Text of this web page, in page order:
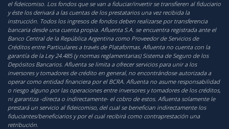
el fideicomiso. Los fondos que se van a fiduciar/invertir se transfieren al fiduciario
y éste los derivará a las cuentas de los prestatarios una vez recibida la
instrucción. Todos los ingresos de fondos deben realizarse por transferencia
bancaria desde una cuenta propia. Afluenta S.A. se encuentra registrada ante el
Banco Central de la República Argentina como Proveedor de Servicios de
Créditos entre Particulares a través de Plataformas. Afluenta no cuenta con la
garantía de la Ley 24.485 (y normas reglamentarias) Sistema de Seguro de los
Depósitos Bancarios. Afluenta se limita a ofrecer servicios para unir a los
inversores y tomadores de crédito en general, no encontrándose autorizada a
operar como entidad financiera por el BCRA. Afluenta no asume responsabilidad
o riesgo alguno por las operaciones entre inversores y tomadores de los créditos,
ni garantiza -directa o indirectamente- el cobro de estos. Afluenta solamente le
prestará un servicio al fideicomiso, del cual se benefician indirectamente los
fiduciantes/beneficiarios y por el cual recibirá como contraprestación una
retribución.